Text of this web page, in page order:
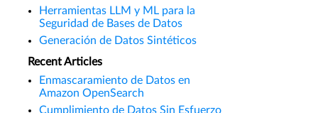
Herramientas LLM y ML para la
Seguridad de Bases de Datos
Generación de Datos Sintéticos
Recent Articles
Enmascaramiento de Datos en
Amazon OpenSearch
Cumplimiento de Datos Sin Esfuerzo